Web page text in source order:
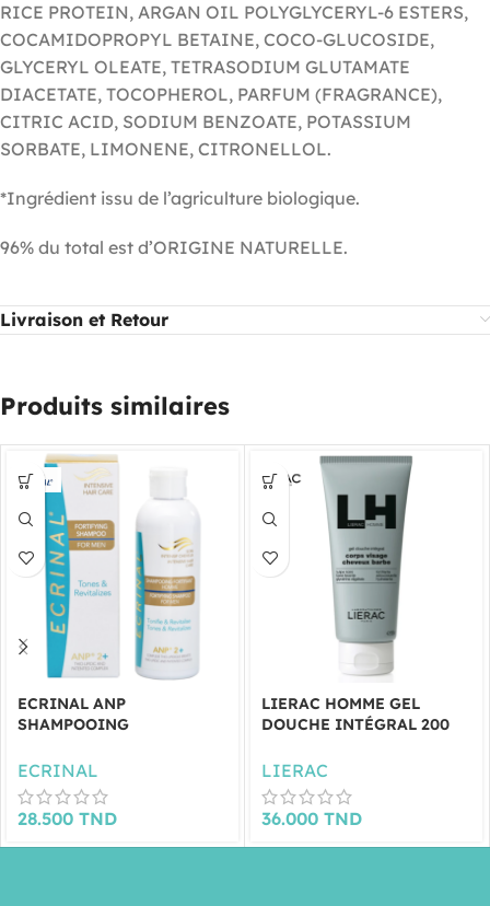
RICE PROTEIN, ARGAN OIL POLYGLYCERYL-6 ESTERS,
COCAMIDOPROPYL BETAINE, COCO-GLUCOSIDE,
GLYCERYL OLEATE, TETRASODIUM GLUTAMATE
DIACETATE, TOCOPHEROL, PARFUM (FRAGRANCE),
CITRIC ACID, SODIUM BENZOATE, POTASSIUM
SORBATE, LIMONENE, CITRONELLOL.
*Ingrédient issu de l’agriculture biologique.
96% du total est d’ORIGINE NATURELLE.
Livraison et Retour
Produits similaires
ECRINAL ANP
SHAMPOOING
200ML
ECRINAL
28.500 TND
LIERAC HOMME GEL
DOUCHE INTÉGRAL 200
LIERAC
36.000 TND